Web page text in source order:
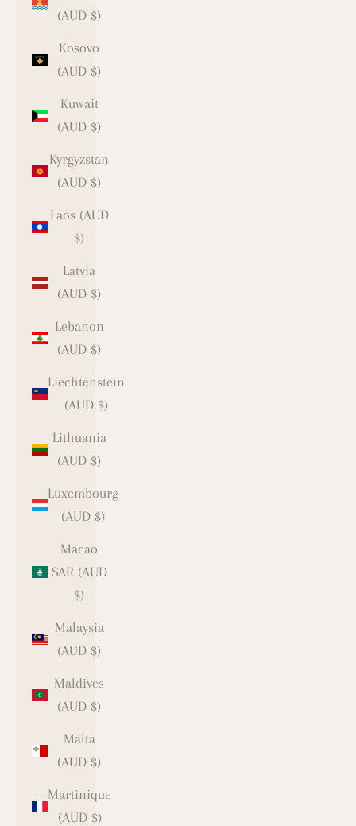
(AUD $)
Kosovo
(AUD $)
Kuwait
(AUD $)
Kyrgyzstan
(AUD $)
Laos (AUD
$)
Latvia
(AUD $)
Lebanon
(AUD $)
Liechtenstein
(AUD $)
Lithuania
(AUD $)
Luxembourg
(AUD $)
Macao
SAR (AUD
$)
Malaysia
(AUD $)
Maldives
(AUD $)
Malta
(AUD $)
Martinique
(AUD $)